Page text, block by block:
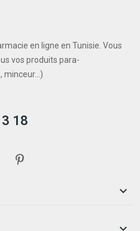
en ligne en Tunisie. Vous
vos produits para-
minceur...)
18
